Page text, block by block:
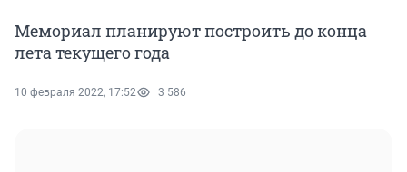
Мемориал планируют построить до конца
лета текущего года
10 февраля 2022, 17:52 3 586